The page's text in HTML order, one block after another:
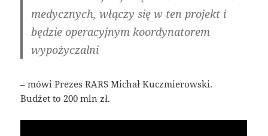
medycznych, włączy się w ten projekt i
będzie operacyjnym koordynatorem
wypożyczalni
– mówi Prezes RARS Michał Kuczmierowski.
Budżet to 200 mln zł.